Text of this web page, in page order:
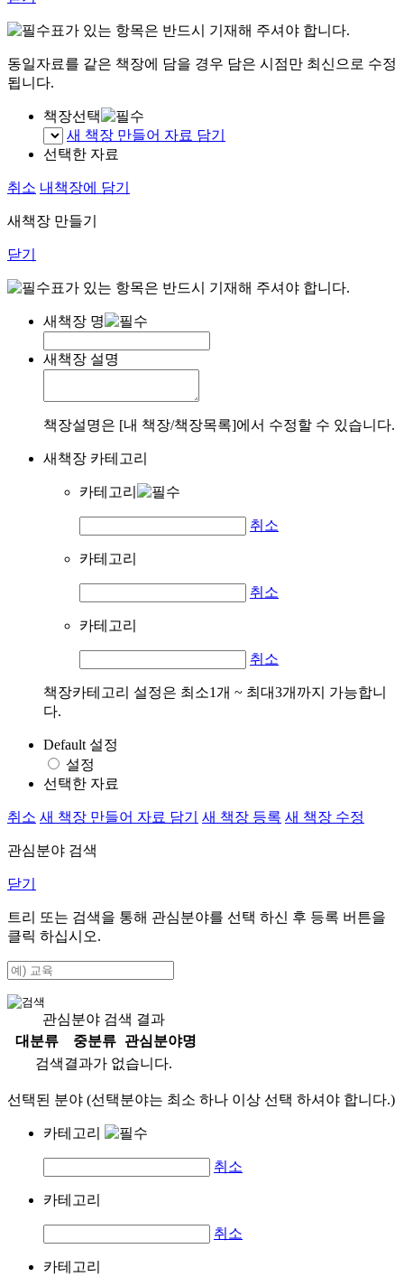
표가 있는 항목은 반드시 기재해 주셔야 합니다.
동일자료를 같은 책장에 담을 경우 담은 시점만 최신으로 수정
됩니다.
책장선택
새 책장 만들어 자료 담기
선택한 자료
취소 내책장에 담기
새책장 만들기
닫기
표가 있는 항목은 반드시 기재해 주셔야 합니다.
새책장 명
새책장 설명
책장설명은 [내 책장/책장목록]에서 수정할 수 있습니다.
새책장 카테고리
카테고리
취소
카테고리
취소
카테고리
취소
책장카테고리 설정은 최소1개 ~ 최대3개까지 가능합니
다.
Default 설정
설정
선택한 자료
취소 새 책장 만들어 자료 담기 새 책장 등록 새 책장 수정
관심분야 검색
닫기
트리 또는 검색을 통해 관심분야를 선택 하신 후 등록 버튼을
클릭 하십시오.
관심분야 검색 결과
대분류
중분류
관심분야명
검색결과가 없습니다.
선택된 분야 (선택분야는 최소 하나 이상 선택 하셔야 합니다.)
카테고리
취소
카테고리
취소
카테고리